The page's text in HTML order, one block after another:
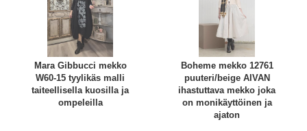
Mara Gibbucci mekko
W60-15 tyylikäs malli
taiteellisella kuosilla ja
ompeleilla
Boheme mekko 12761
puuteri/beige AIVAN
ihastuttava mekko joka
on monikäyttöinen ja
ajaton